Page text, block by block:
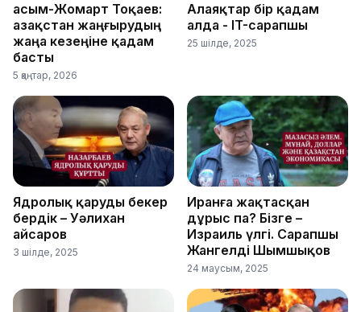
Қасым-Жомарт Тоқаев:
Қазақстан жаңғырудың
жаңа кезеңіне қадам
басты
5 қаңтар, 2026
Алаяқтар бір қадам
алда - IT-сарапшы
25 шілде, 2025
Ядролық қаруды бекер
бердік – Уәлихан
Қайсаров
3 шілде, 2025
Иранға жақтасқан
дұрыс па? Бізге –
Израиль үлгі. Сарапшы
Жангелді Шымшықов
24 маусым, 2025